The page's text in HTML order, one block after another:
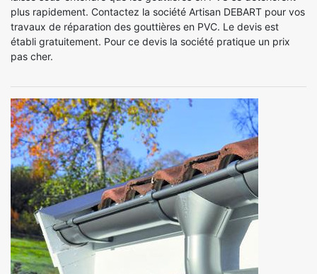
plus rapidement. Contactez la société Artisan DEBART pour vos
travaux de réparation des gouttières en PVC. Le devis est
établi gratuitement. Pour ce devis la société pratique un prix
pas cher.